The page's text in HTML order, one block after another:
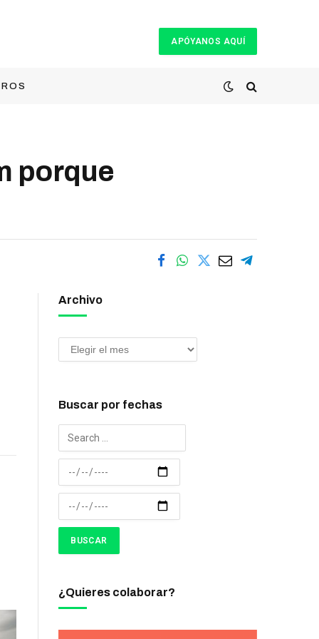
APÓYANOS AQUÍ
porque
Archivo
Buscar por fechas
¿Quieres colaborar?